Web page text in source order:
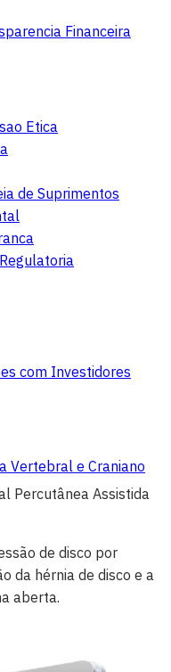
Financeira
Etica
de Suprimentos
com Investidores
Vertebral e Craniano
Percutânea Assistida
de disco por
da hérnia de disco e a
aberta.